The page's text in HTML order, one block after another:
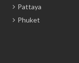
Pattaya
Phuket